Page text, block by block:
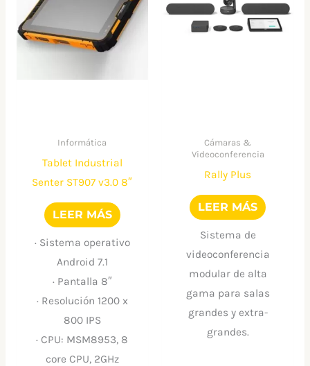
Informática
Tablet Industrial
Senter ST907 v3.0 8″
LEER MÁS
· Sistema operativo
Android 7.1
· Pantalla 8″
· Resolución 1200 x
800 IPS
· CPU: MSM8953, 8
core CPU, 2GHz
Cámaras &
Videoconferencia
Rally Plus
LEER MÁS
Sistema de
videoconferencia
modular de alta
gama para salas
grandes y extra-
grandes.